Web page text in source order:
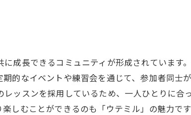
たレッスン環境とは
無理なく通える理由
けられる施設のポイント
ト体制で初心者も安心
成長できるコミュニティが形成されていま
的なイベントや練習会を通じて、参加者同士
ッスンを採用しているため、一人ひとりに合
しむことができるのも「ウテミル」の魅力です